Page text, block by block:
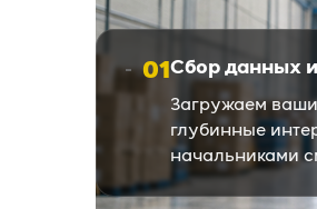
01 Сбор данных
Загружаем
глубинные
начальниками